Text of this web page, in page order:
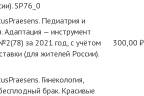
SP76_0
Педиатрия и
Адаптация — инструмент
за 2021 год, с учётом
(для жителей России).
300,00 ₽
Гинекология,
брак. Красивые